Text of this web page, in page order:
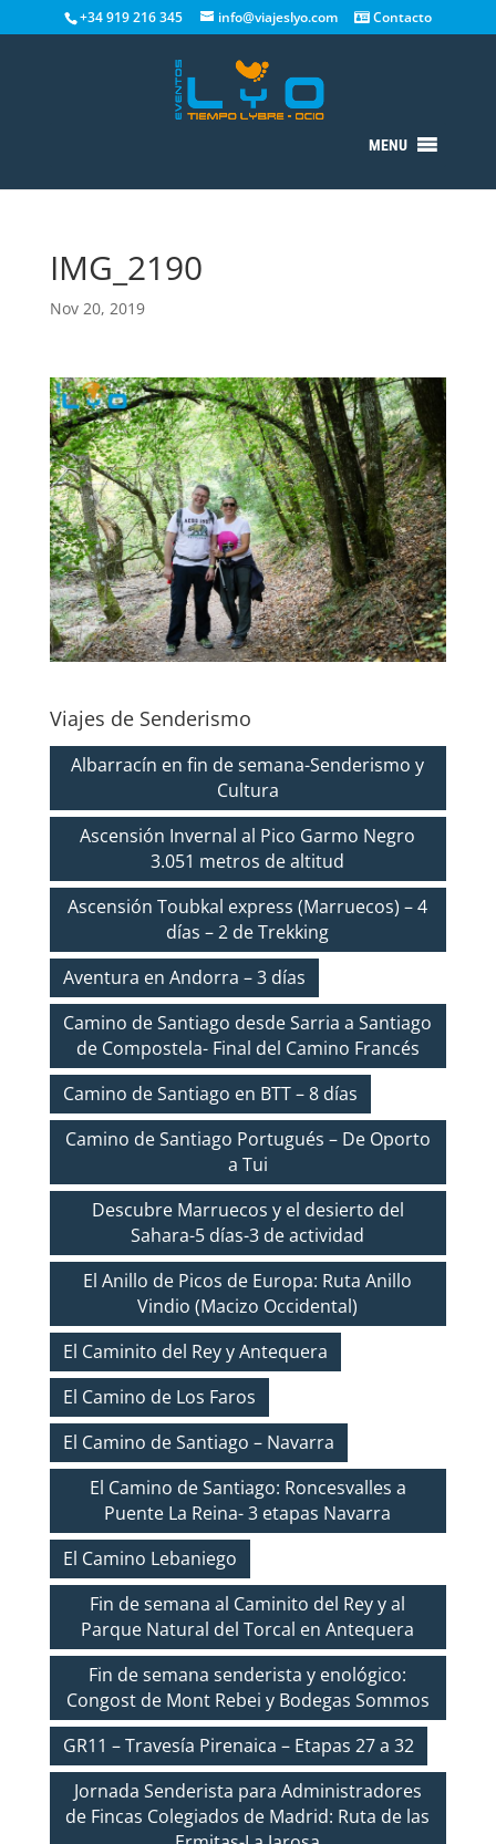
+34 919 216 345 info@viajeslyo.com Contacto
MENU
IMG_2190
Nov 20, 2019
Viajes de Senderismo
Albarracín en fin de semana-Senderismo y
Cultura
Ascensión Invernal al Pico Garmo Negro
3.051 metros de altitud
Ascensión Toubkal express (Marruecos) – 4
días – 2 de Trekking
Aventura en Andorra – 3 días
Camino de Santiago desde Sarria a Santiago
de Compostela- Final del Camino Francés
Camino de Santiago en BTT – 8 días
Camino de Santiago Portugués – De Oporto
a Tui
Descubre Marruecos y el desierto del
Sahara-5 días-3 de actividad
El Anillo de Picos de Europa: Ruta Anillo
Vindio (Macizo Occidental)
El Caminito del Rey y Antequera
El Camino de Los Faros
El Camino de Santiago – Navarra
El Camino de Santiago: Roncesvalles a
Puente La Reina- 3 etapas Navarra
El Camino Lebaniego
Fin de semana al Caminito del Rey y al
Parque Natural del Torcal en Antequera
Fin de semana senderista y enológico:
Congost de Mont Rebei y Bodegas Sommos
GR11 – Travesía Pirenaica – Etapas 27 a 32
Jornada Senderista para Administradores
de Fincas Colegiados de Madrid: Ruta de las